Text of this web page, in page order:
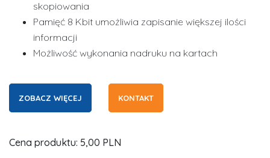
skopiowania
Pamięć 8 Kbit umożliwia zapisanie większej ilości
informacji
Możliwość wykonania nadruku na kartach
ZOBACZ WIĘCEJ KONTAKT
Cena produktu: 5,00 PLN